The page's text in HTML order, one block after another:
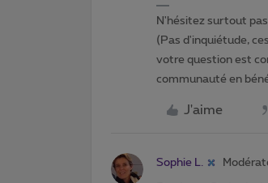
N'hésitez surtout
(Pas d'inquiétude,
votre question est
communauté en
J'aime
Sophie L.